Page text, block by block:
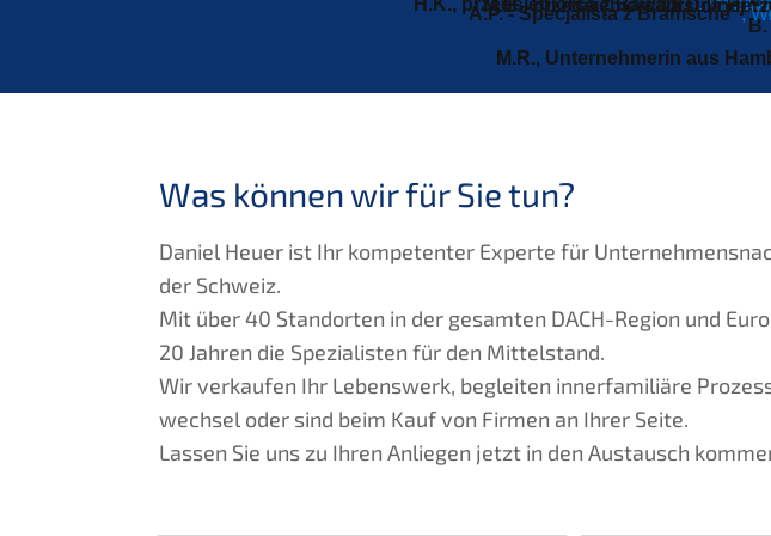
M.R., Unter­neh­me­rin aus
H.K., przedsię­bior­ca z Bawarii, ,
M.B., przedsię­bior­ca z Dolnej
A.P. - Specja­lis­ta z Bramsche ,
Ursula
Was können wir für Sie tun?
Daniel Heuer ist Ihr kompe­ten­ter Exper­te für
der Schweiz.
Mit über 40 Stand­or­ten in der gesam­ten DACH-Region und
20 Jahren die Spezia­lis­ten für den Mittel­stand.
Wir verkau­fen Ihr Lebens­werk, beglei­ten inner­fa­mi­liä­re
wechsel oder sind beim Kauf von Firmen an Ihrer Seite.
Lassen Sie uns zu Ihren Anlie­gen jetzt in den Austausch